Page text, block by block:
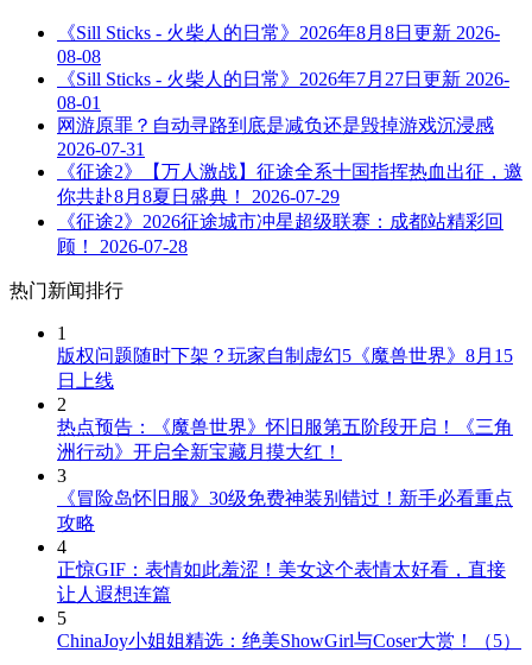
《Sill Sticks - 火柴人的日常》2026年8月8日更新 2026-
08-08
《Sill Sticks - 火柴人的日常》2026年7月27日更新 2026-
08-01
网游原罪？自动寻路到底是减负还是毁掉游戏沉浸感
2026-07-31
《征途2》【万人激战】征途全系十国指挥热血出征，邀
你共赴8月8夏日盛典！
2026-07-29
《征途2》2026征途城市冲星超级联赛：成都站精彩回
顾！
2026-07-28
热门新闻排行
1
版权问题随时下架？玩家自制虚幻5《魔兽世界》8月15
日上线
2
热点预告：《魔兽世界》怀旧服第五阶段开启！《三角
洲行动》开启全新宝藏月摸大红！
3
《冒险岛怀旧服》30级免费神装别错过！新手必看重点
攻略
4
正惊GIF：表情如此羞涩！美女这个表情太好看，直接
让人遐想连篇
5
ChinaJoy小姐姐精选：绝美ShowGirl与Coser大赏！（5）